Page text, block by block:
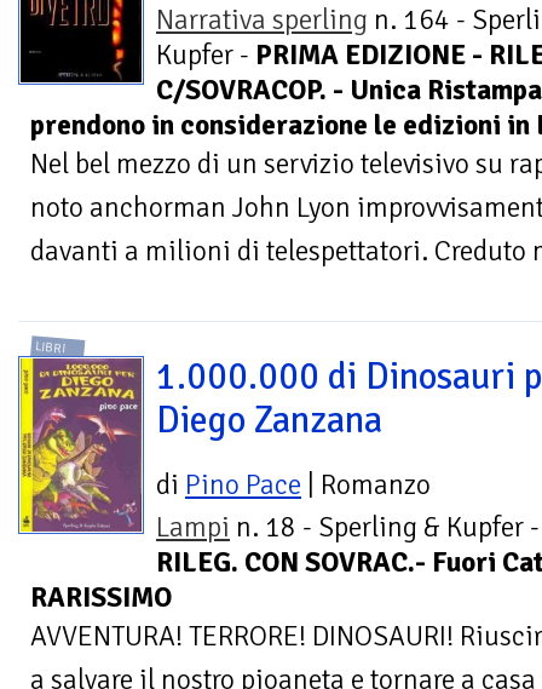
Narrativa sperling n. 164 -
Kupfer - PRIMA EDIZIONE -
C/SOVRACOP. - Unica
prendono in considerazione le edizioni in
Nel bel mezzo di un servizio televisivo su
noto anchorman John Lyon
davanti a milioni di telespettatori. Creduto
LIBRI
1.000.000 di Dinosauri
Diego Zanzana
di Pino Pace | Romanzo
Lampi n. 18 - Sperling & Kupfer -
RILEG. CON SOVRAC.- Fuori
RARISSIMO
AVVENTURA! TERRORE! DINOSAURI!
a salvare il nostro pioaneta e tornare a